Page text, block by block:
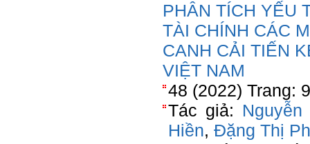
PHÂN TÍCH YẾU
TÀI CHÍNH CÁC
CANH CẢI TIẾN
VIỆT NAM
48 (2022) Trang:
Tác giả:
Hiền, Đặng Thị